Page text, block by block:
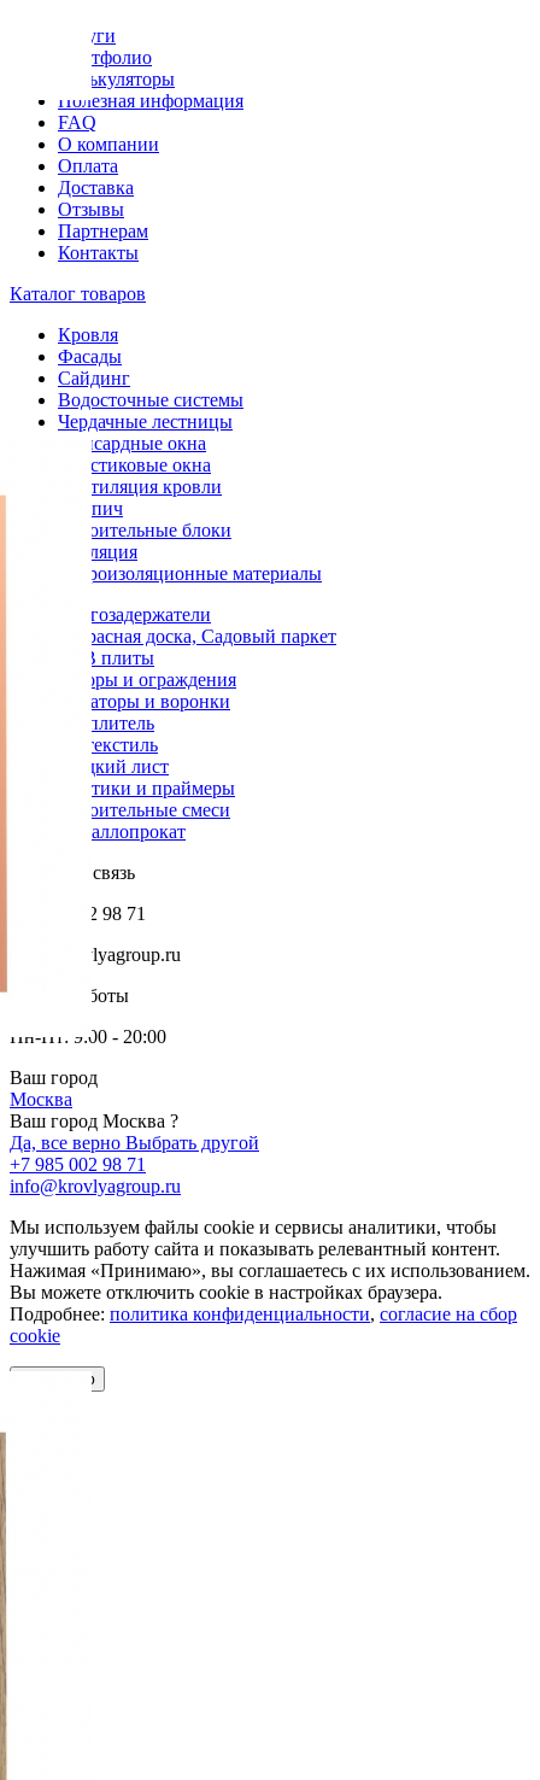
Услуги
Портфолио
Калькуляторы
Полезная информация
FAQ
О компании
Оплата
Доставка
Отзывы
Партнерам
Контакты
Каталог товаров
Кровля
Фасады
Сайдинг
Водосточные системы
Чердачные лестницы
Мансардные окна
Пластиковые окна
Вентиляция кровли
Кирпич
Строительные блоки
Изоляция
Гидроизоляционные материалы
Снегозадержатели
Террасная доска, Садовый паркет
OSB плиты
Заборы и ограждения
Аэраторы и воронки
Утеплитель
Геотекстиль
Гладкий лист
Мастики и праймеры
Строительные смеси
Металлопрокат
Обратная связь
+7 985 002 98 71
info@krovlyagroup.ru
Режим работы
Пн-Пт: 9:00 - 20:00
Ваш город
Москва
Ваш город Москва ?
Да, все верно Выбрать другой
+7 985 002 98 71
info@krovlyagroup.ru
Мы используем файлы cookie и сервисы аналитики, чтобы
улучшить работу сайта и показывать релевантный контент.
Нажимая «Принимаю», вы соглашаетесь с их использованием.
Вы можете отключить cookie в настройках браузера.
Подробнее: политика конфиденциальности, согласие на сбор
cookie
Принимаю